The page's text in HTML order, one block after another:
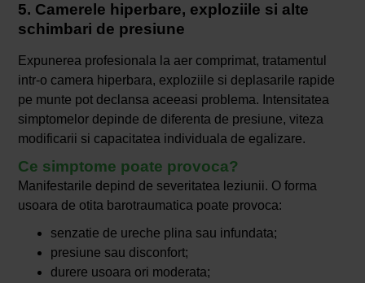
5. Camerele hiperbare, exploziile si alte
schimbari de presiune
Expunerea profesionala la aer comprimat, tratamentul
intr-o camera hiperbara, exploziile si deplasarile rapide
pe munte pot declansa aceeasi problema. Intensitatea
simptomelor depinde de diferenta de presiune, viteza
modificarii si capacitatea individuala de egalizare.
Ce simptome poate provoca?
Manifestarile depind de severitatea leziunii. O forma
usoara de otita barotraumatica poate provoca:
senzatie de ureche plina sau infundata;
presiune sau disconfort;
durere usoara ori moderata;